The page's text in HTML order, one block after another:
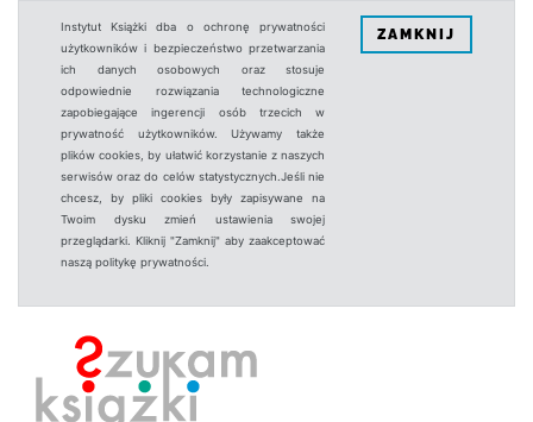
Instytut Książki dba o ochronę prywatności
użytkowników i bezpieczeństwo przetwarzania
ich danych osobowych oraz stosuje
odpowiednie rozwiązania technologiczne
zapobiegające ingerencji osób trzecich w
prywatność użytkowników. Używamy także
plików cookies, by ułatwić korzystanie z naszych
serwisów oraz do celów statystycznych.Jeśli nie
chcesz, by pliki cookies były zapisywane na
Twoim dysku zmień ustawienia swojej
przeglądarki. Kliknij "Zamknij" aby zaakceptować
naszą politykę prywatności.
ZAMKNIJ